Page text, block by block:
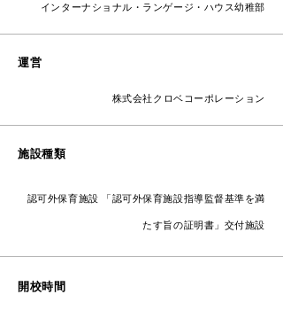
インターナショナル・ランゲージ・ハウス幼稚部
運営
株式会社クロベコーポレーション
施設種類
認可外保育施設 「認可外保育施設指導監督基準を満
たす旨の証明書」 交付施設
開校時間